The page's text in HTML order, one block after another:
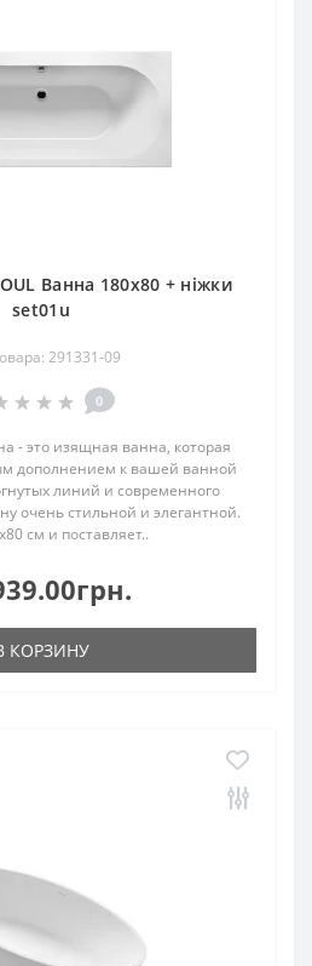
Ванна 180х80 + ніжки
set01u
291331-09
0
- это изящная ванна, которая
дополнением к вашей ванной
линий и современного
очень стильной и элегантной.
см и поставляет..
КОРЗИНУ